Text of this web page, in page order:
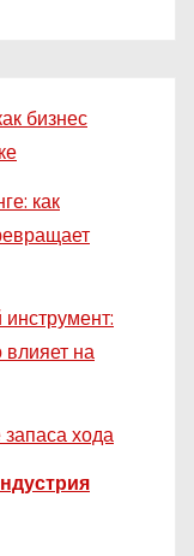
бизнес
как
влияет на
хода